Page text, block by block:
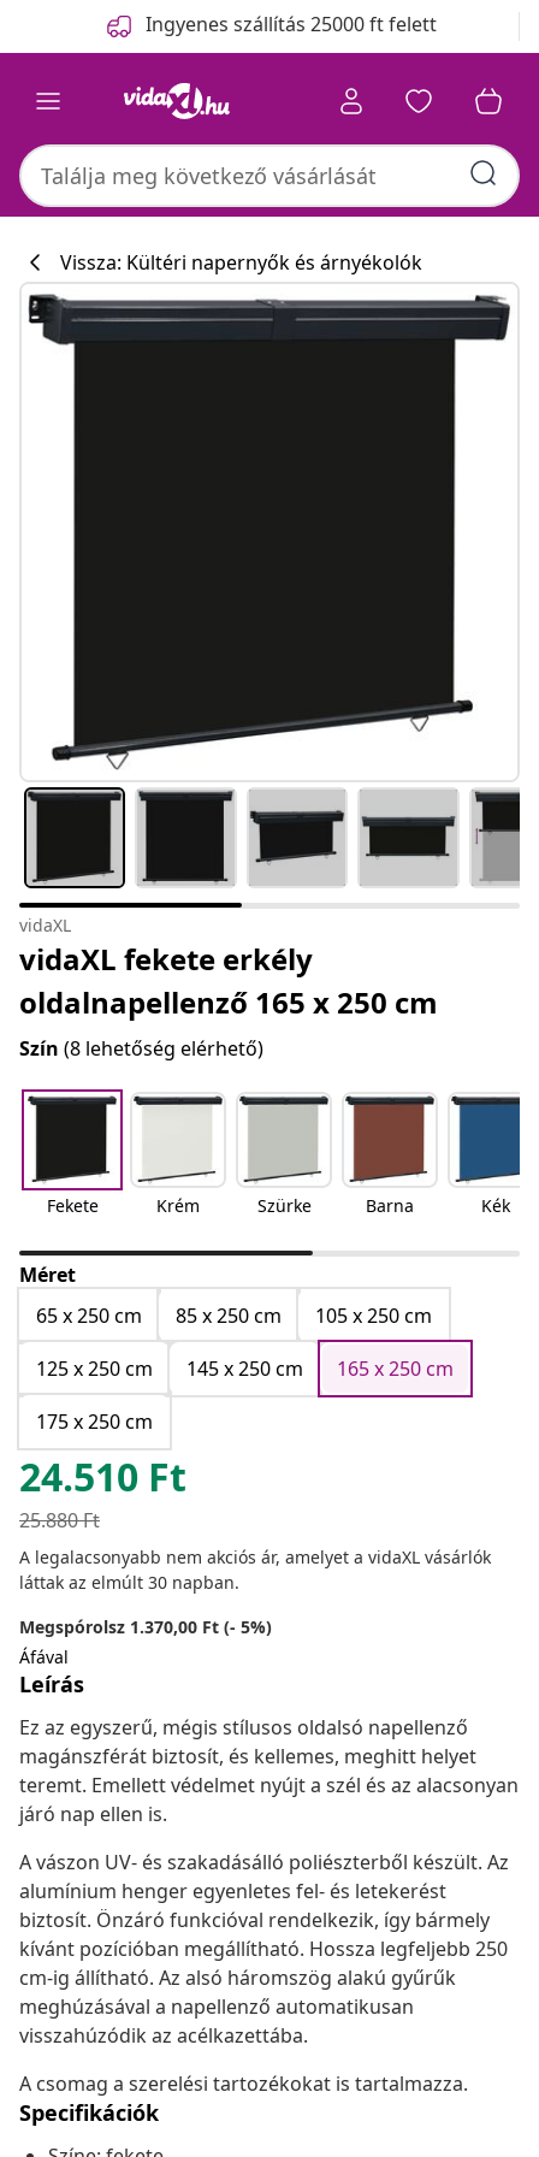
Ingyenes szállítás 25000 ft felett
Vissza: Kültéri napernyők és árnyékolók
vidaXL
vidaXL fekete erkély
oldalnapellenző 165 x 250 cm
Szín (8 lehetőség elérhető)
Fekete Krém Szürke Barna Kék
Méret
65 x 250 cm
85 x 250 cm
105 x 250 cm
125 x 250 cm
145 x 250 cm
165 x 250 cm
175 x 250 cm
24.510 Ft
25.880Ft
A legalacsonyabb nem akciós ár, amelyet a vidaXL vásárlók
láttak az elmúlt 30 napban.
Megspórolsz 1.370,00 Ft (- 5%)
Áfával
Leírás
Ez az egyszerű, mégis stílusos oldalsó napellenző
magánszférát biztosít, és kellemes, meghitt helyet
teremt. Emellett védelmet nyújt a szél és az alacsonyan
járó nap ellen is.
A vászon UV- és szakadásálló poliészterből készült. Az
alumínium henger egyenletes fel- és letekerést
biztosít. Önzáró funkcióval rendelkezik, így bármely
kívánt pozícióban megállítható. Hossza legfeljebb 250
cm-ig állítható. Az alsó háromszög alakú gyűrűk
meghúzásával a napellenző automatikusan
visszahúzódik az acélkazettába.
A csomag a szerelési tartozékokat is tartalmazza.
Specifikációk